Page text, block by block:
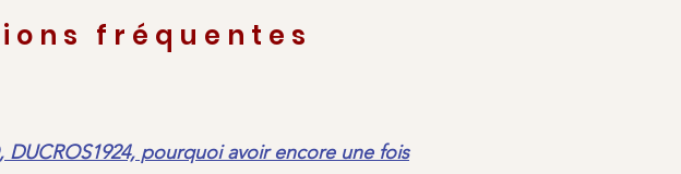
fréquentes
DUCROS1924, pourquoi avoir encore une fois